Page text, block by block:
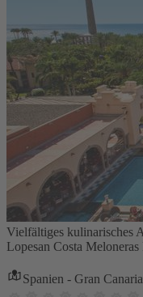
Vielfältiges kulinarisches
Lopesan Costa
Spanien - Gran